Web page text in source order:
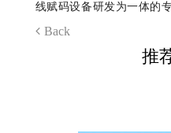
线赋码设备研发为一体的
Back
推